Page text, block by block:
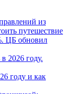
из
путешествие
ЦБ обновил
2026 году.
году и как